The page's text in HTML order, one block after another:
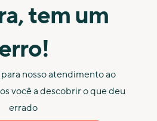
tem um
nosso atendimento ao
você a descobrir o que deu
errado